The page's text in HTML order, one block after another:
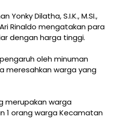
Yonky Dilatha, S.I.K., M.SI.,
Rinaldo mengatakan para
dengan harga tinggi.
oleh minuman
meresahkan warga yang
merupakan warga
1 orang warga Kecamatan